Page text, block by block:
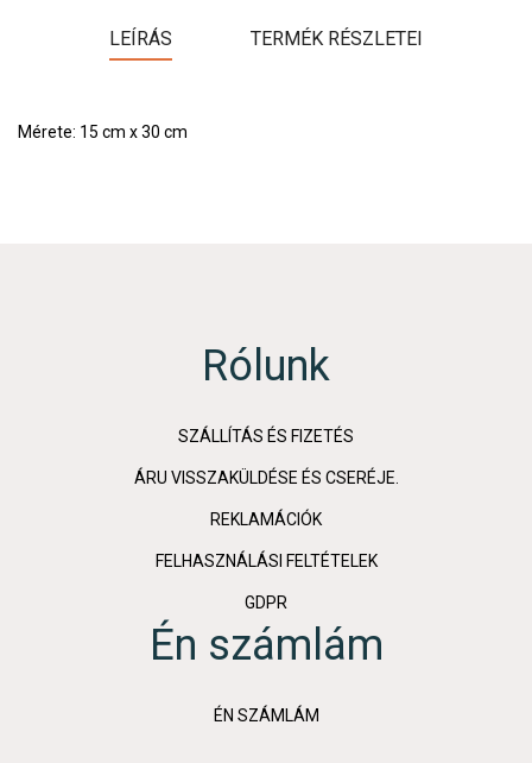
LEÍRÁS TERMÉK RÉSZLETEI
Mérete: 15 cm x 30 cm
Rólunk
SZÁLLÍTÁS ÉS FIZETÉS
ÁRU VISSZAKÜLDÉSE ÉS CSERÉJE.
REKLAMÁCIÓK
FELHASZNÁLÁSI FELTÉTELEK
GDPR
Én számlám
ÉN SZÁMLÁM